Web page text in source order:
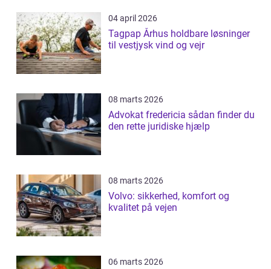
04 april 2026
Tagpap Århus holdbare løsninger
til vestjysk vind og vejr
08 marts 2026
Advokat fredericia sådan finder du
den rette juridiske hjælp
08 marts 2026
Volvo: sikkerhed, komfort og
kvalitet på vejen
06 marts 2026